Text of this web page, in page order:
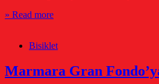
» Read more
Bisiklet
Marmara Gran